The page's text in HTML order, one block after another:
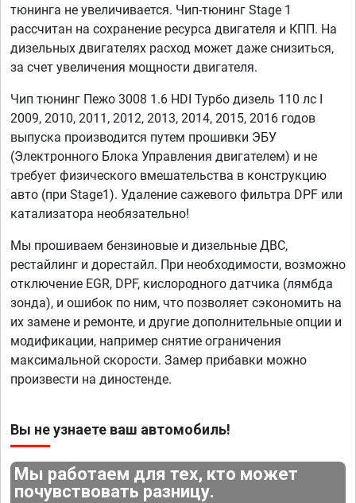
тюнинга не увеличивается. Чип-тюнинг Stage 1
рассчитан на сохранение ресурса двигателя и КПП. На
дизельных двигателях расход может даже снизиться,
за счет увеличения мощности двигателя.
Чип тюнинг Пежо 3008 1.6 HDI Турбо дизель 110 лс I
2009, 2010, 2011, 2012, 2013, 2014, 2015, 2016 годов
выпуска производится путем прошивки ЭБУ
(Электронного Блока Управления двигателем) и не
требует физического вмешательства в конструкцию
авто (при Stage1). Удаление сажевого фильтра DPF или
катализатора необязательно!
Мы прошиваем бензиновые и дизельные ДВС,
рестайлинг и дорестайл. При необходимости, возможно
отключение EGR, DPF, кислородного датчика (лямбда
зонда), и ошибок по ним, что позволяет сэкономить на
их замене и ремонте, и другие дополнительные опции и
модификации, например снятие ограничения
максимальной скорости. Замер прибавки можно
произвести на диностенде.
Вы не узнаете ваш автомобиль!
Мы работаем для тех, кто может
почувствовать разницу.